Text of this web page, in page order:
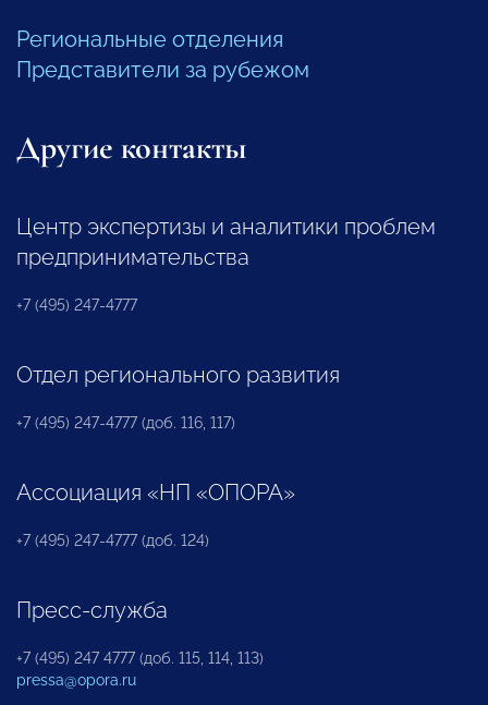
Региональные отделения
Представители за рубежом
Другие контакты
Центр экспертизы и аналитики проблем
предпринимательства
+7 (495) 247-4777
Отдел регионального развития
+7 (495) 247-4777 (доб. 116, 117)
Ассоциация «НП «ОПОРА»
+7 (495) 247-4777 (доб. 124)
Пресс-служба
+7 (495) 247 4777 (доб. 115, 114, 113)
pressa@opora.ru